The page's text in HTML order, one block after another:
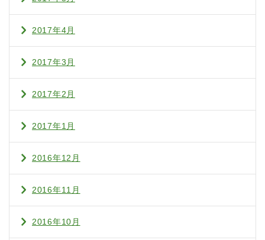
2017年4月
2017年3月
2017年2月
2017年1月
2016年12月
2016年11月
2016年10月